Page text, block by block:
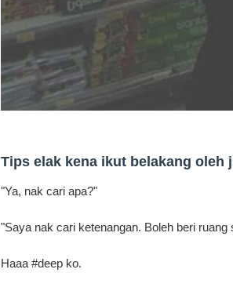
Tips elak kena ikut belakang oleh
"Ya, nak cari apa?"
"Saya nak cari ketenangan. Boleh beri ruang
Haaa #deep ko.